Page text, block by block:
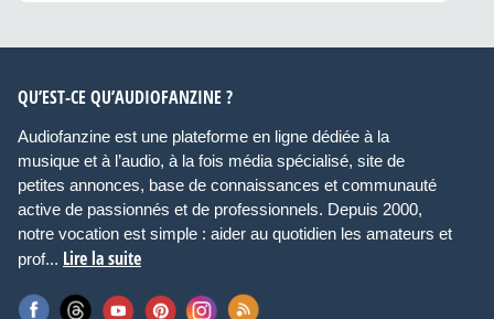
QU’EST-CE QU’AUDIOFANZINE ?
Audiofanzine est une plateforme en ligne dédiée à la
musique et à l’audio, à la fois média spécialisé, site de
petites annonces, base de connaissances et communauté
active de passionnés et de professionnels. Depuis 2000,
notre vocation est simple : aider au quotidien les amateurs et
prof... Lire la suite